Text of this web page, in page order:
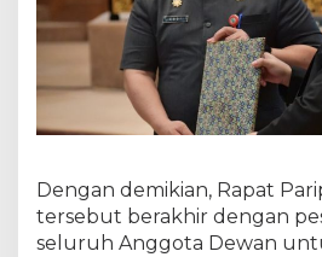
Dengan demikian, Rapat
tersebut berakhir dengan
seluruh Anggota Dewan